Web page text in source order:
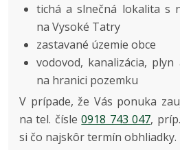
tichá a slnečná lokalita s
na Vysoké Tatry
zastavané územie obce
vodovod, kanalizácia,
na hranici pozemku
V prípade, že Vás ponuka
na tel. čísle0918 743 047,
si čo najskôr termín obhliadky.